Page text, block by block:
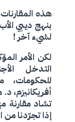
هذه
بنهج ديبي
لشيء آخر !
لكن الأمر
التدخل
للحكومات،
أفريكانيزم،
تشاد مقارنة
إذا تجرّدنا من